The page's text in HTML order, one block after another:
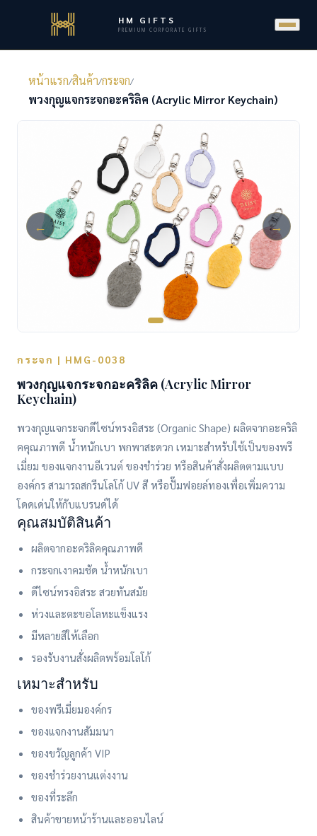
HM GIFTS
PREMIUM CORPORATE GIFTS
หน้าแรก/สินค้า/กระจก/
พวงกุญแจกระจกอะคริลิค (Acrylic Mirror Keychain)
← →
กระจก | HMG-0038
พวงกุญแจกระจกอะคริลิค (Acrylic Mirror
Keychain)
พวงกุญแจกระจกดีไซน์ทรงอิสระ (Organic Shape) ผลิตจากอะคริลิ
คคุณภาพดี น้ำหนักเบา พกพาสะดวก เหมาะสำหรับใช้เป็นของพรี
เมี่ยม ของแจกงานอีเวนต์ ของชำร่วย หรือสินค้าสั่งผลิตตามแบบ
องค์กร สามารถสกรีนโลโก้ UV สี หรือปั๊มฟอยล์ทองเพื่อเพิ่มความ
โดดเด่นให้กับแบรนด์ได้
คุณสมบัติสินค้า
ผลิตจากอะคริลิคคุณภาพดี
กระจกเงาคมชัด น้ำหนักเบา
ดีไซน์ทรงอิสระ สวยทันสมัย
ห่วงและตะขอโลหะแข็งแรง
มีหลายสีให้เลือก
รองรับงานสั่งผลิตพร้อมโลโก้
เหมาะสำหรับ
ของพรีเมี่ยมองค์กร
ของแจกงานสัมมนา
ของขวัญลูกค้า VIP
ของชำร่วยงานแต่งงาน
ของที่ระลึก
สินค้าขายหน้าร้านและออนไลน์